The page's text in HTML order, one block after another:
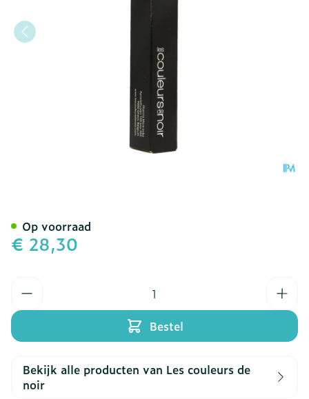
€ 28,30
Bestel
Op voorraad
Bekijk alle producten van Les couleurs de
noir